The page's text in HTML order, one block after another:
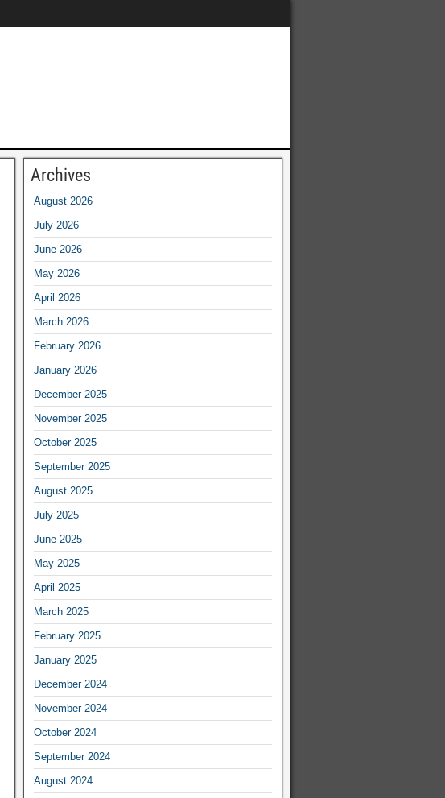
Archives
August 2026
July 2026
June 2026
May 2026
April 2026
March 2026
February 2026
January 2026
December 2025
November 2025
October 2025
September 2025
August 2025
July 2025
June 2025
May 2025
April 2025
March 2025
February 2025
January 2025
December 2024
November 2024
October 2024
September 2024
August 2024